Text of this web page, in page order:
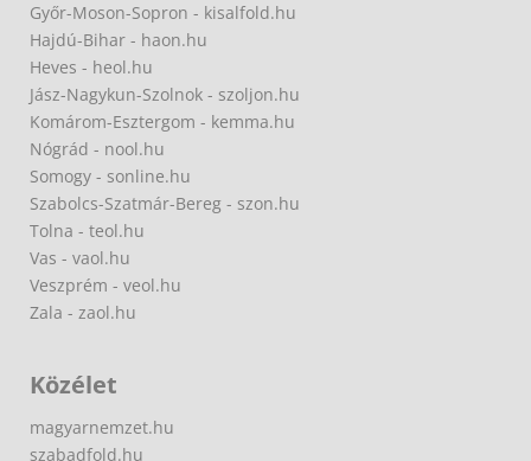
Győr-Moson-Sopron - kisalfold.hu
Hajdú-Bihar - haon.hu
Heves - heol.hu
Jász-Nagykun-Szolnok - szoljon.hu
Komárom-Esztergom - kemma.hu
Nógrád - nool.hu
Somogy - sonline.hu
Szabolcs-Szatmár-Bereg - szon.hu
Tolna - teol.hu
Vas - vaol.hu
Veszprém - veol.hu
Zala - zaol.hu
Közélet
magyarnemzet.hu
szabadfold.hu